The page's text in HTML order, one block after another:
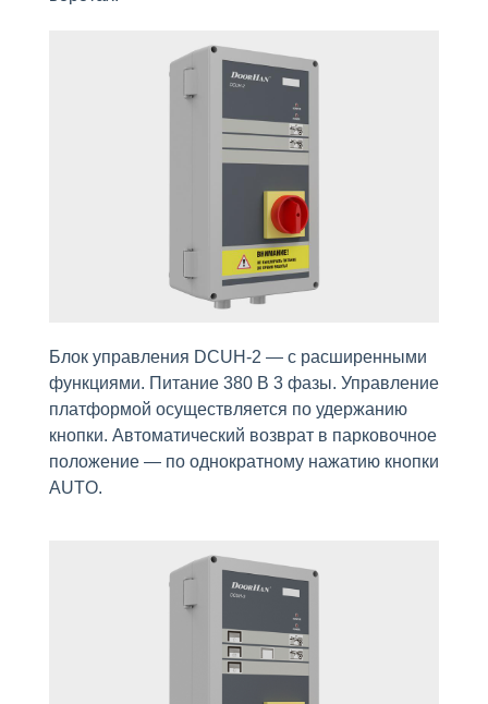
Блок управления DCUH-2 — с расширенными
функциями. Питание 380 В 3 фазы. Управление
платформой осуществляется по удержанию
кнопки. Автоматический возврат в парковочное
положение — по однократному нажатию кнопки
AUTO.